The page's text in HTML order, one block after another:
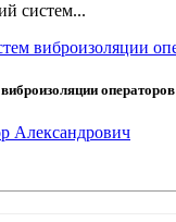
систем...
виброизоляции
Александрович